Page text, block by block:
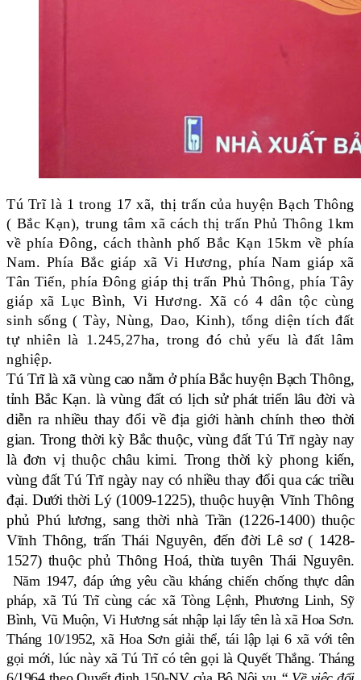
Tú Trĩ là 1 trong 17 xã, thị trấn của huyện Bạch Thông
( Bắc Kạn), trung tâm xã cách thị trấn Phủ Thông 1km
về phía Đông, cách thành phố Bắc Kạn 15km về phía
Nam. Phía Bắc giáp xã Vi Hương, phía Nam giáp xã
Tân Tiến, phía Đông giáp thị trấn Phủ Thông, phía Tây
giáp xã Lục Bình, Vi Hương. Xã có 4 dân tộc cùng
sinh sống ( Tày, Nùng, Dao, Kinh), tổng diện tích đất
tự nhiên là 1.245,27ha, trong đó chủ yếu là đất lâm
nghiệp.
Tú Trĩ là xã vùng cao nằm ở phía Bắc huyện Bạch Thông,
tỉnh Bắc Kạn. là vùng đất có lịch sử phát triển lâu đời và
diễn ra nhiều thay đổi về địa giới hành chính theo thời
gian. Trong thời kỳ Bắc thuộc, vùng đất Tú Trĩ ngày nay
là đơn vị thuộc châu kimi. Trong thời kỳ phong kiến,
vùng đất Tú Trĩ ngày nay có nhiều thay đổi qua các triều
đại. Dưới thời Lý (1009-1225), thuộc huyện Vĩnh Thông
phủ Phú lương, sang thời nhà Trần (1226-1400) thuộc
Vĩnh Thông, trấn Thái Nguyên, đến đời Lê sơ ( 1428-
1527) thuộc phủ Thông Hoá, thừa tuyên Thái Nguyên.
Năm 1947, đáp ứng yêu cầu kháng chiến chống thực dân
pháp, xã Tú Trĩ cùng các xã Tòng Lệnh, Phương Linh, Sỹ
Bình, Vũ Muộn, Vi Hương sát nhập lại lấy tên là xã Hoa Sơn.
Tháng 10/1952, xã Hoa Sơn giải thể, tái lập lại 6 xã với tên
gọi mới, lúc này xã Tú Trĩ có tên gọi là Quyết Thắng. Tháng